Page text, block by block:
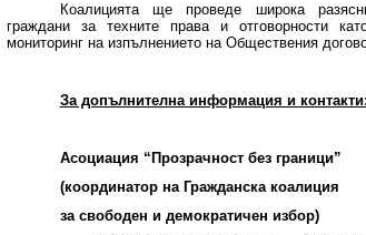
Коалицията ще проведе широка
граждани за техните права и отговорности
мониторинг на изпълнението на Обществения
За допълнителна информация и контакти:
Асоциация “Прозрачност без граници”
(координатор на Гражданска коалиция
за свободен и демократичен избор)